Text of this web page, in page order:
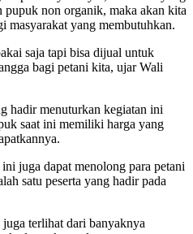
non organik, maka akan kita
masyarakat yang membutuhkan.
saja tapi bisa dijual untuk
bagi petani kita, ujar Wali
hadir menuturkan kegiatan ini
saat ini memiliki harga yang
juga dapat menolong para petani
satu peserta yang hadir pada
juga terlihat dari banyaknya